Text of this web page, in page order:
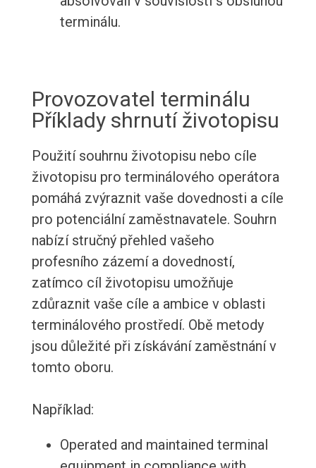
terminálu.
Provozovatel terminálu
Příklady shrnutí životopisu
Použití souhrnu životopisu nebo cíle
životopisu pro terminálového operátora
pomáhá zvýraznit vaše dovednosti a cíle
pro potenciální zaměstnavatele. Souhrn
nabízí stručný přehled vašeho
profesního zázemí a dovedností,
zatímco cíl životopisu umožňuje
zdůraznit vaše cíle a ambice v oblasti
terminálového prostředí. Obě metody
jsou důležité při získávání zaměstnání v
tomto oboru.
Například:
Operated and maintained terminal